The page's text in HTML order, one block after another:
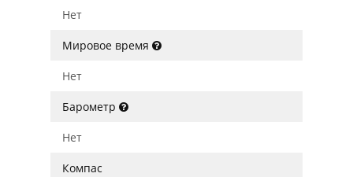
Нет
Мировое время
Нет
Барометр
Нет
Компас